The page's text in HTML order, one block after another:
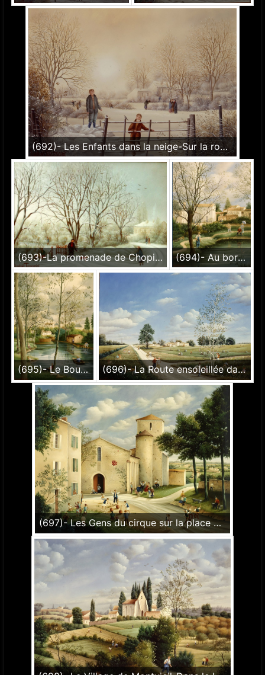
(692)- Les Enfants dans la neige-Sur la route-1991-hsb 19x27 cm.
(693)-La promenade de Chopin-hsb de format 19×27 cm, daté 1991. Signé (694)- Au bord du Lac de la Minauterie-1991-hsb 35x27 cm.
(695)- Le Bourg du Poiré sur Vie surplombant le Lac-1991-hsb 35x27 cm. (696)- La Route ensoleillée dans la plaine de Luçon-1991-hsb 33x46 cm.
(697)- Les Gens du cirque sur la place du village-L'Église du Péault-1991-hsb 60x81 cm.